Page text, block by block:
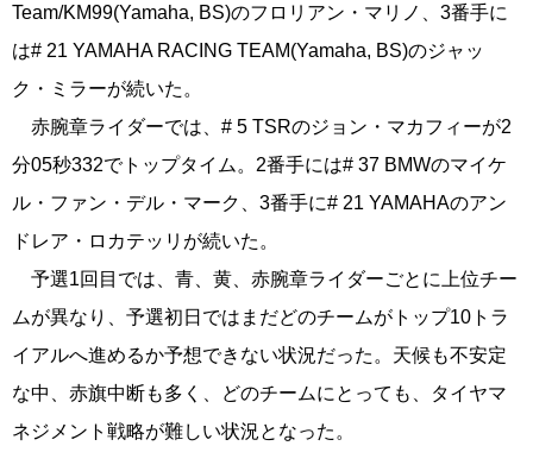
Team/KM99(Yamaha, BS)のフロリアン・マリノ、3番手に
は# 21 YAMAHA RACING TEAM(Yamaha, BS)のジャッ
ク・ミラーが続いた。
赤腕章ライダーでは、# 5 TSRのジョン・マカフィーが2
分05秒332でトップタイム。2番手には# 37 BMWのマイケ
ル・ファン・デル・マーク、3番手に# 21 YAMAHAのアン
ドレア・ロカテッリが続いた。
予選1回目では、青、黄、赤腕章ライダーごとに上位チー
ムが異なり、予選初日ではまだどのチームがトップ10トラ
イアルへ進めるか予想できない状況だった。天候も不安定
な中、赤旗中断も多く、どのチームにとっても、タイヤマ
ネジメント戦略が難しい状況となった。